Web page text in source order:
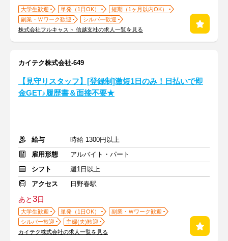
大学生歓迎 単発（1日OK）
短期（1ヶ月以内OK）
副業・Ｗワーク歓迎
シルバー歓迎
株式会社フルキャスト 信越支社の求人一覧を見る
カイテク株式会社-649
【見守りスタッフ】[登録制]激短1日のみ！日払いで即
金GET♪履歴書＆面接不要★
給与
時給 1300円以上
雇用形態
アルバイト・パート
シフト
週1日以上
アクセス
日野春駅
あと3日
大学生歓迎 単発（1日OK）
副業・Ｗワーク歓迎
シルバー歓迎
主婦(夫)歓迎
カイテク株式会社の求人一覧を見る